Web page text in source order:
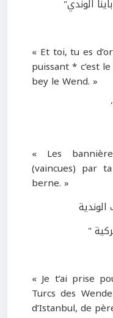
الوندي"
« Et toi, tu es
puissant * c’est
bey le Wend. »
« Les
(vaincues) par
berne. »
"
« Je t’ai prise
Turcs des
d’Istanbul, de